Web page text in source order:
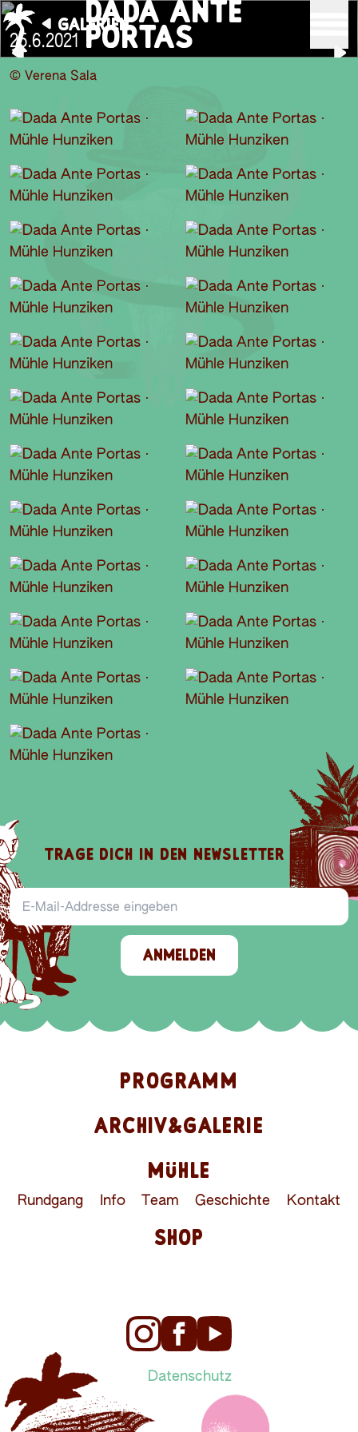
GALERIEN
25.6.2021
DADA ANTE
PORTAS
© Verena Sala
TRAGE DICH IN DEN NEWSLETTER EIN
E-Mail-Addresse
ANMELDEN
PROGRAMM
ARCHIV&GALERIE
MÜHLE
Rundgang Info Team Geschichte Kontakt
SHOP
Datenschutz